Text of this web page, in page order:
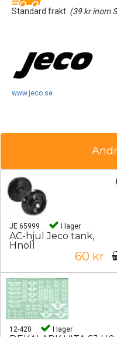
Standard frakt (39 kr inom
www.jeco.se
JE 65999 I lager
AC-hjul Jeco tank,
Hnoll
60 kr
12-420 I lager